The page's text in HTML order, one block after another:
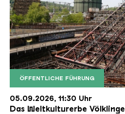
ÖFFENTLICHE FÜHRUNG
Der Erzschrägaufzug der
Copyright: Weltkulturerbe
05.09.2026, 11:30 Uhr
Das Weltkulturerbe